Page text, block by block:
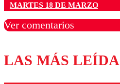
MARTES 18 DE MARZO
Ver comentarios
Los comentarios son
diálogo
LAS MÁS